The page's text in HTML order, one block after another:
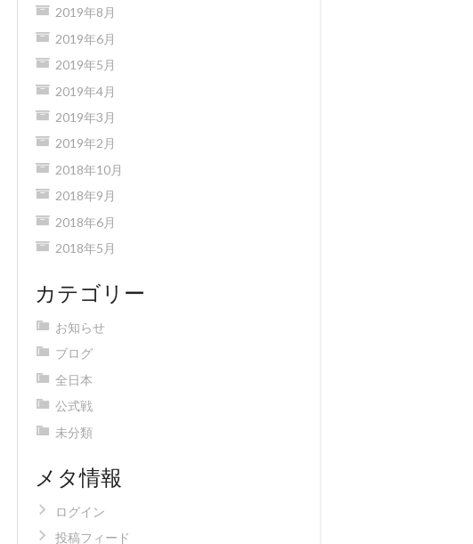
2019年8月
2019年6月
2019年5月
2019年4月
2019年3月
2019年2月
2018年10月
2018年9月
2018年6月
2018年5月
カテゴリー
お知らせ
ブログ
全日本
公式戦
未分類
メタ情報
ログイン
投稿フィード